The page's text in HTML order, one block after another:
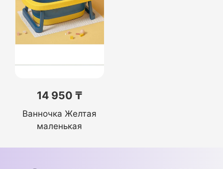
14 950 ₸
Ванночка Желтая
маленькая